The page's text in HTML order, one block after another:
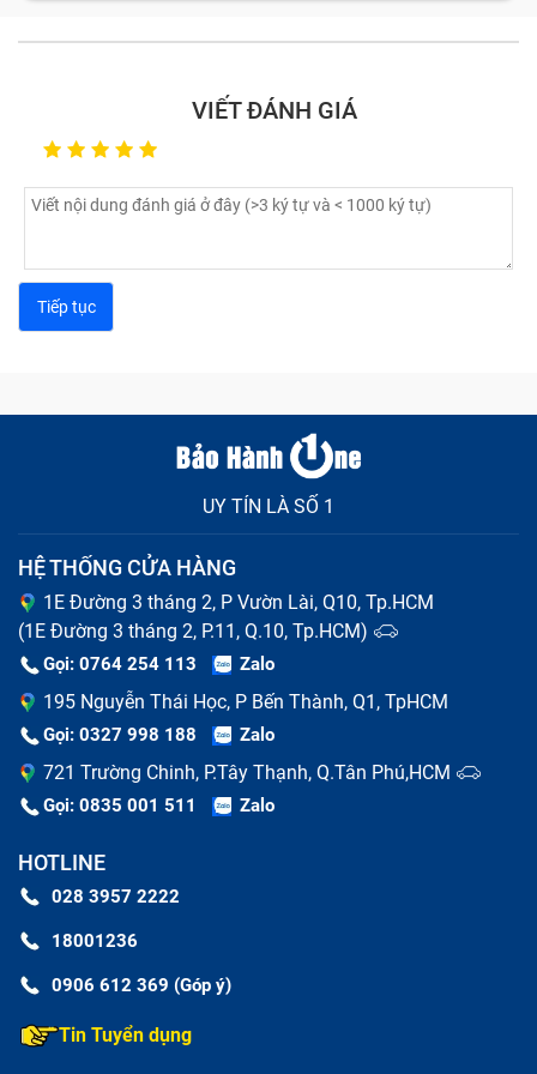
có thể bạn đag sử dụng cục sạc không tương thích
với máy, hoặc màn hình bị lỗi khiến Ipad của bạn bị
bạn vô cùng khó chịu.
Nứt vỏ màn hình: Trong quá trình di chuyển bạn
không may làm rơi vớ chiếc máy tính bảng khiến vỏ
Ipad bị móp, méo, hay trầy xước làm mất đi thẩm
mĩ.
không vào, sạc không đầy, báo pin ảo,...
Các lỗi khác: Chiếc Ipad bị treo logo, hỏng phím cứng,
Nguyên nhân phổ biến khiến Ipad hư
hỏng
Có nhiều nguyên nhân khiến tablet của bạn xảy ra
mà Bảo Hành One thường gặp phải:
VIẾT ĐÁNH GIÁ
UY TÍN LÀ SỐ 1
HỆ THỐNG CỬA HÀNG
1E Đường 3 tháng 2, P Vườn Lài, Q10, Tp.HCM
(1E Đường 3 tháng 2, P.11, Q.10, Tp.HCM)
Gọi: 0764 254 113 Zalo
195 Nguyễn Thái Học, P Bến Thành, Q1, TpHCM
Gọi: 0327 998 188 Zalo
721 Trường Chinh, P.Tây Thạnh, Q.Tân Phú,HCM
Gọi: 0835 001 511 Zalo
HOTLINE
028 3957 2222
18001236
0906 612 369 (Góp ý)
Tin Tuyển dụng